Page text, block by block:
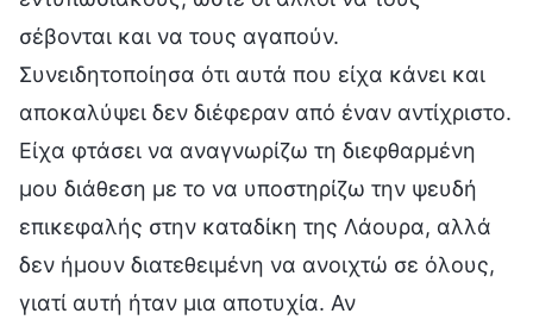
σέβονται και να τους αγαπούν.
Συνειδητοποίησα ότι αυτά που είχα κάνει και
αποκαλύψει δεν διέφεραν από έναν αντίχριστο.
Είχα φτάσει να αναγνωρίζω τη διεφθαρμένη
μου διάθεση με το να υποστηρίζω την ψευδή
επικεφαλής στην καταδίκη της Λάουρα, αλλά
δεν ήμουν διατεθειμένη να ανοιχτώ σε όλους,
γιατί αυτή ήταν μια αποτυχία. Αν